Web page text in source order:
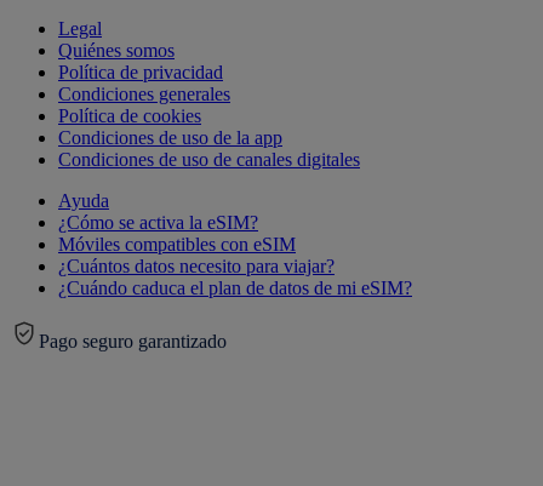
Legal
Quiénes somos
Política de privacidad
Condiciones generales
Política de cookies
Condiciones de uso de la app
Condiciones de uso de canales digitales
Ayuda
¿Cómo se activa la eSIM?
Móviles compatibles con eSIM
¿Cuántos datos necesito para viajar?
¿Cuándo caduca el plan de datos de mi eSIM?
Pago seguro garantizado